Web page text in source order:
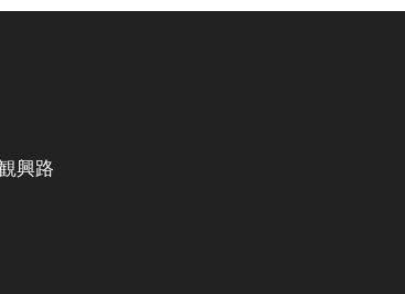
興路